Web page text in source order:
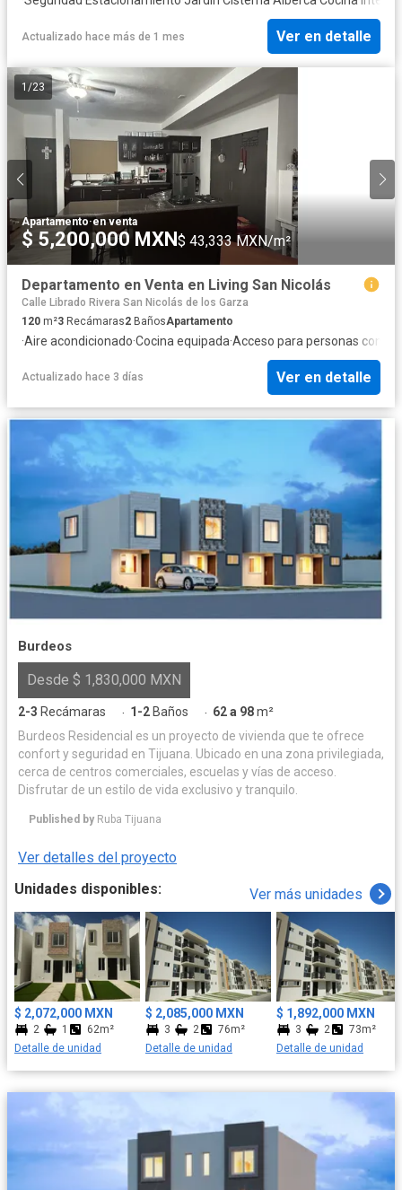
Actualizado hace más de 1 mes Ver en detalle
1/23
Apartamento·en venta
$ 5,200,000 MXN$ 43,333 MXN/m²
Departamento en Venta en Living San Nicolás
Calle Librado Rivera San Nicolás de los Garza
120 m²3 Recámaras2 BañosApartamento
·Aire acondicionado·Cocina equipada·Acceso para personas con
Actualizado hace 3 días Ver en detalle
Burdeos
Desde $ 1,830,000 MXN
2-3 Recámaras · 1-2 Baños · 62 a 98m²
Burdeos Residencial es un proyecto de vivienda que te ofrece
confort y seguridad en Tijuana. Ubicado en una zona privilegiada,
cerca de centros comerciales, escuelas y vías de acceso.
Disfrutar de un estilo de vida exclusivo y tranquilo.
Published by Ruba Tijuana
Ver detalles del proyecto
Unidades disponibles:
Ver más unidades
$ 2,072,000 MXN
2 1
62m²
Detalle de unidad
$ 2,085,000 MXN
3 2
76m²
Detalle de unidad
$ 1,892,000 MXN
3 2
73m²
Detalle de unidad